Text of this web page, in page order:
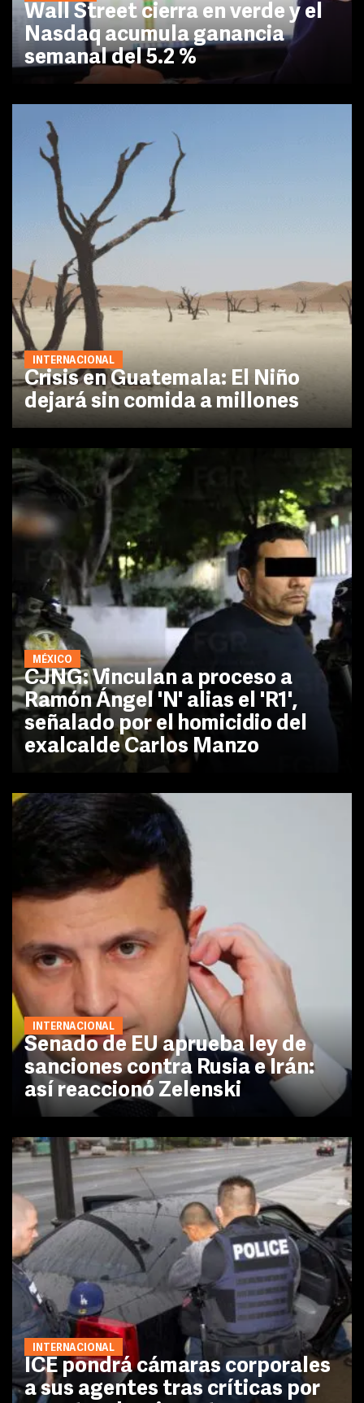
Wall Street cierra en verde y el
Nasdaq acumula ganancia
semanal del 5.2 %
INTERNACIONAL
Crisis en Guatemala: El Niño
dejará sin comida a millones
MÉXICO
CJNG: Vinculan a proceso a
Ramón Ángel 'N' alias el 'R1',
señalado por el homicidio del
exalcalde Carlos Manzo
INTERNACIONAL
Senado de EU aprueba ley de
sanciones contra Rusia e Irán:
así reaccionó Zelenski
INTERNACIONAL
ICE pondrá cámaras corporales
a sus agentes tras críticas por